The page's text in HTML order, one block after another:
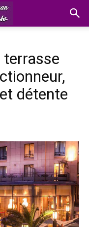
terrasse
détente